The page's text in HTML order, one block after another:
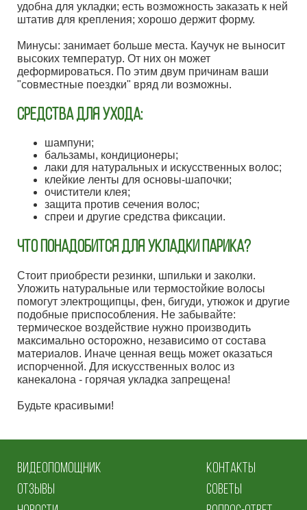
удобна для укладки; есть возможность заказать к ней
штатив для крепления; хорошо держит форму.
Минусы: занимает больше места. Каучук не выносит
высоких температур. От них он может
деформироваться. По этим двум причинам ваши
"совместные поездки" вряд ли возможны.
СРЕДСТВА ДЛЯ УХОДА:
шампуни;
бальзамы, кондиционеры;
лаки для натуральных и искусственных волос;
клейкие ленты для основы-шапочки;
очистители клея;
защита против сечения волос;
спреи и другие средства фиксации.
ЧТО ПОНАДОБИТСЯ ДЛЯ УКЛАДКИ ПАРИКА?
Стоит приобрести резинки, шпильки и заколки.
Уложить натуральные или термостойкие волосы
помогут электрощипцы, фен, бигуди, утюжок и другие
подобные приспособления. Не забывайте:
термическое воздействие нужно производить
максимально осторожно, независимо от состава
материалов. Иначе ценная вещь может оказаться
испорченной. Для искусственных волос из
канекалона - горячая укладка запрещена!
Будьте красивыми!
ВИДЕОПОМОЩНИК
ОТЗЫВЫ
КОНТАКТЫ
СОВЕТЫ